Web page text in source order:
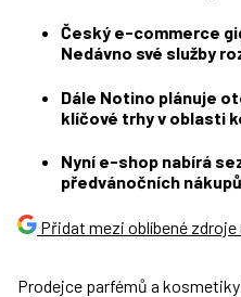
Český e-commerce
Nedávno své služby
Dále Notino plánuje
klíčové trhy v oblasti
Nyní e-shop nabírá
předvánočních nákupů
Přidat mezi oblíbené zdroje
Prodejce parfémů a